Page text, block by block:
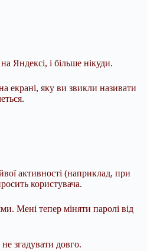
Яндексі, і більше нікуди.
екрані, яку ви звикли називати
активності (наприклад, при
користувача.
Мені тепер міняти паролі від
згадувати довго.